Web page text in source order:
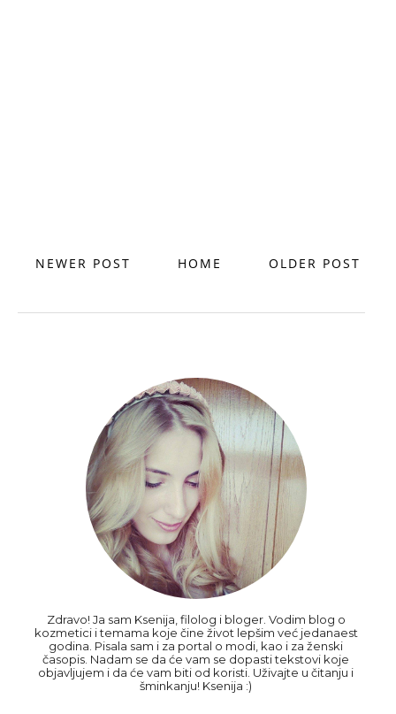
NEWER POST OLDER POST
HOME
Zdravo! Ja sam Ksenija, filolog i bloger. Vodim blog o
kozmetici i temama koje čine život lepšim već jedanaest
godina. Pisala sam i za portal o modi, kao i za ženski
časopis. Nadam se da će vam se dopasti tekstovi koje
objavljujem i da će vam biti od koristi. Uživajte u čitanju i
šminkanju! Ksenija :)